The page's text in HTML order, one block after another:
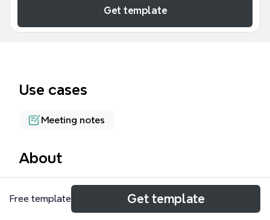
Get template
Use cases
Meeting notes
About
SLLS GG使用讨论 思维导图模板基于SocialLearnLab
社区2009年5月15日的黑板讨论图谱整理而成，包含88
个节点，覆盖社区运营、知识管理、学习流程等核心主
Free template Get template